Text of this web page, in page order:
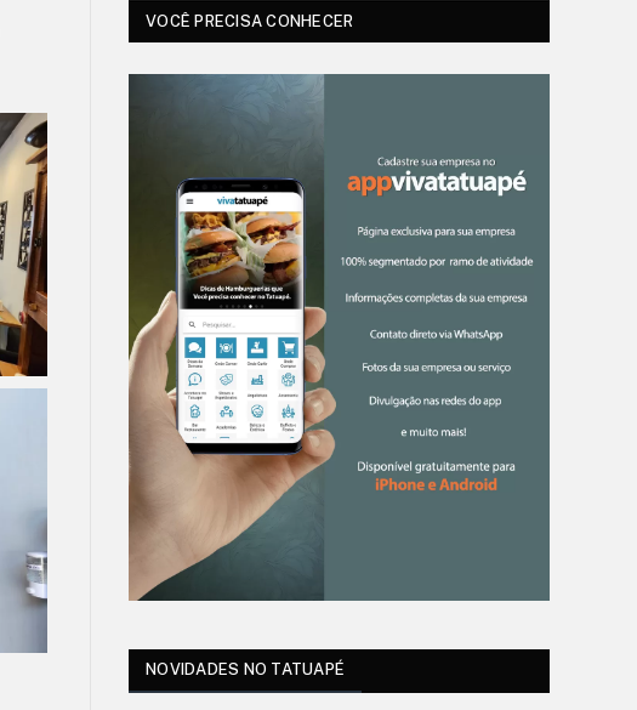
VOCÊ PRECISA CONHECER
NOVIDADES NO TATUAPÉ